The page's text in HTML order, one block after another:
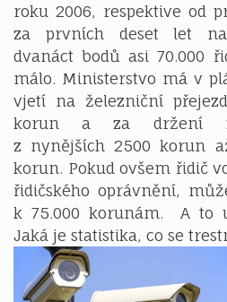
roku 2006, respektive od
za prvních deset let
dvanáct bodů asi 70.000
málo. Ministerstvo má v
vjetí na železniční
korun a za držení
z nynějších 2500 korun
korun. Pokud ovšem řidič
řidičského oprávnění,
k 75.000 korunám. A to
Jaká je statistika, co se